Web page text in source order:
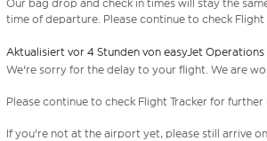
Our bag drop and check in times will stay the
time of departure. Please continue to check
Aktualisiert vor 4 Stunden von easyJet
We're sorry for the delay to your flight. We are
Please continue to check Flight Tracker for further
If you're not at the airport yet, please still arrive